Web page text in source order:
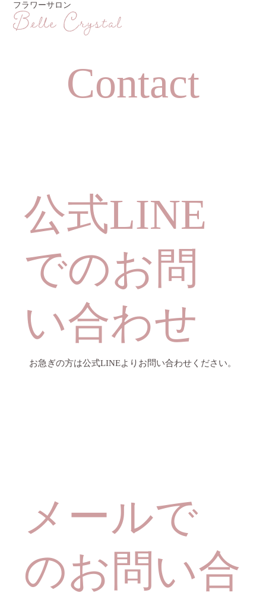
フラワーサロン
公式LINE
でのお問
い合わせ
お急ぎの方は公式LINEよりお問い合わせください。
Contact
メールで
のお問い合